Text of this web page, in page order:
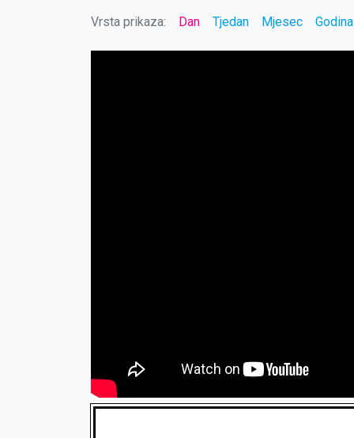
Vrsta prikaza: Dan Tjedan Mjesec Godina